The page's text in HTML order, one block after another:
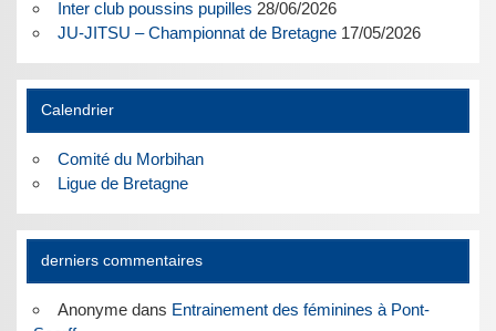
Inter club poussins pupilles 28/06/2026
JU-JITSU – Championnat de Bretagne 17/05/2026
Calendrier
Comité du Morbihan
Ligue de Bretagne
derniers commentaires
Anonymedans Entrainement des féminines à Pont-